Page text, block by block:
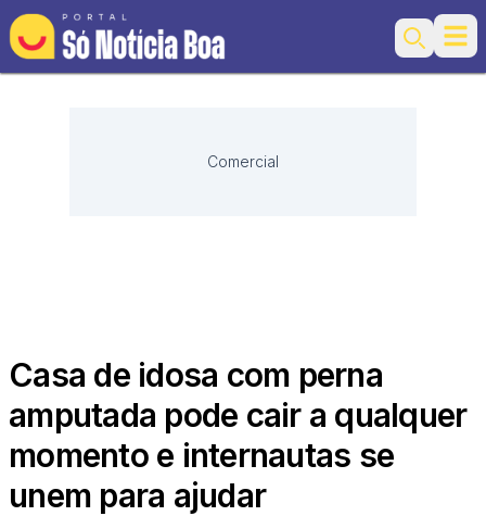
Search
Comercial
Casa de idosa com perna
amputada pode cair a qualquer
momento e internautas se
unem para ajudar